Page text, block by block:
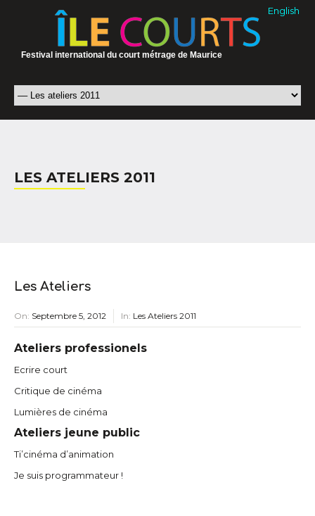
English
Festival international du court métrage de Maurice
LES ATELIERS 2011
Les Ateliers
On: Septembre 5, 2012 In: Les Ateliers 2011
Ateliers professionels
Ecrire court
Critique de cinéma
Lumières de cinéma
Ateliers jeune public
Ti’cinéma d’animation
Je suis programmateur !